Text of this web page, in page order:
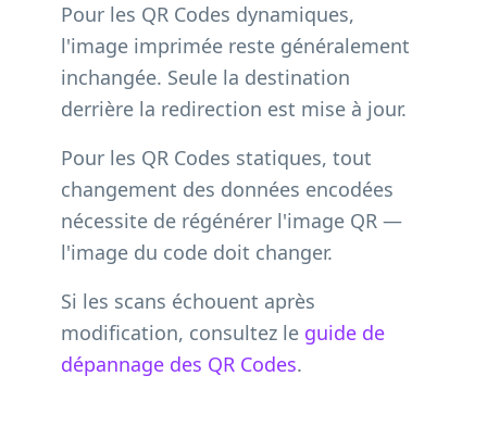
Pour les QR Codes dynamiques,
l'image imprimée reste généralement
inchangée. Seule la destination
derrière la redirection est mise à jour.
Pour les QR Codes statiques, tout
changement des données encodées
nécessite de régénérer l'image QR —
l'image du code doit changer.
Si les scans échouent après
modification, consultez le guide de
dépannage des QR Codes.